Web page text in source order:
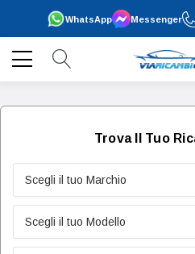
WhatsApp Messenger
Trova Il Tuo